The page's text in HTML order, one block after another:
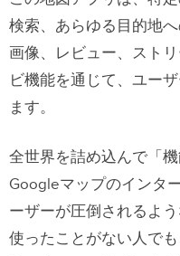
検索、あらゆる目的地
画像、レビュー、スト
ビ機能を通じて、ユー
ます。
全世界を詰め込んで「
Googleマップのインタ
ーザーが圧倒されるよ
使ったことがない人で